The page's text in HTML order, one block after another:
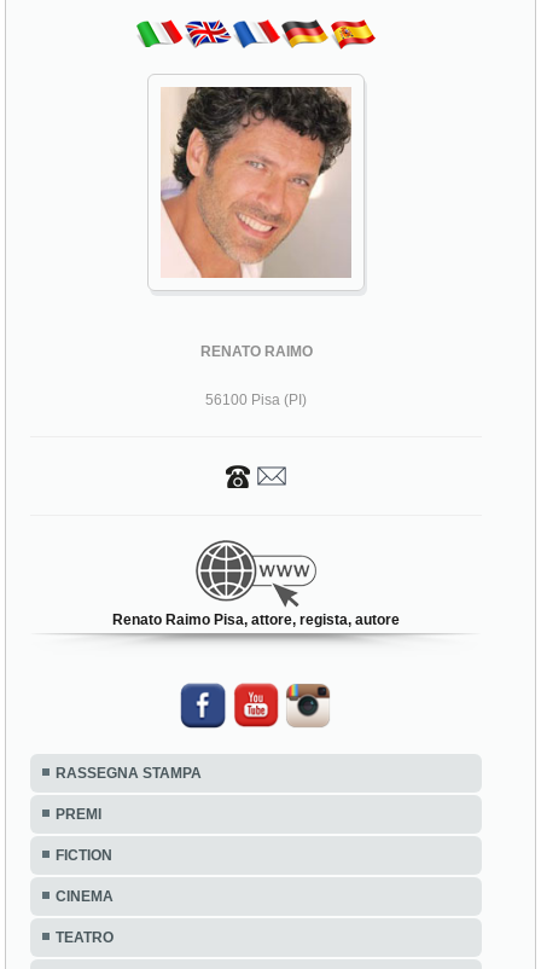
RENATO RAIMO
56100 Pisa (PI)
Renato Raimo Pisa, attore, regista, autore
RASSEGNA STAMPA
PREMI
FICTION
CINEMA
TEATRO